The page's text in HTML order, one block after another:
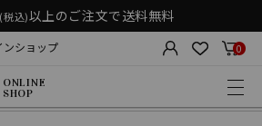
(税込)以上のご注文で送料無料
ンショップ 0
ONLINE
SHOP